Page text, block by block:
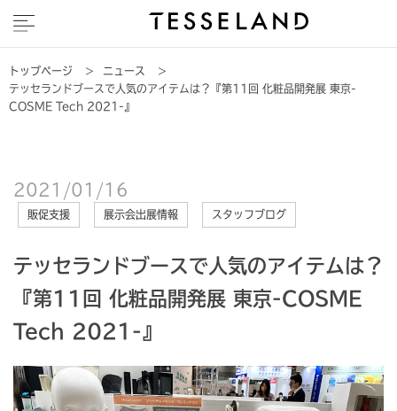
トップページ > ニュース
>
テッセランドブースで人気のアイテムは？『第11回 化粧品開発展 東京-
COSME Tech 2021-』
2021/01/16
販促支援 展示会出展情報 スタッフブログ
テッセランドブースで人気のアイテムは？
『第11回 化粧品開発展 東京-COSME
Tech 2021-』